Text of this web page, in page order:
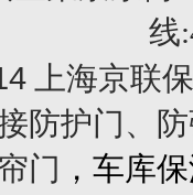
线
上海京联
防护门、
门 ，车库